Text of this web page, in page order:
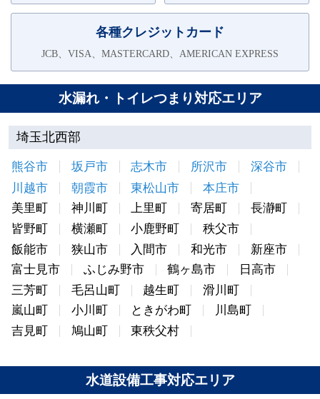
各種クレジットカード
JCB、VISA、MASTERCARD、AMERICAN EXPRESS
水漏れ・トイレつまり対応エリア
埼玉北西部
熊谷市 坂戸市 志木市 所沢市
深谷市
川越市
朝霞市 東松山市
本庄市
美里町
神川町 上里町 寄居町
長瀞町
皆野町
横瀬町 小鹿野町
秩父市
飯能市
狭山市 入間市 和光市
新座市
富士見市
ふじみ野市 鶴ヶ島市
日高市
三芳町
毛呂山町 越生町
滑川町
嵐山町
小川町 ときがわ町
川島町
吉見町
鳩山町 東秩父村
水道設備工事対応エリア